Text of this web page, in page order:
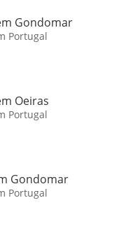
Gondomar
Portugal
Oeiras
Portugal
Gondomar
Portugal